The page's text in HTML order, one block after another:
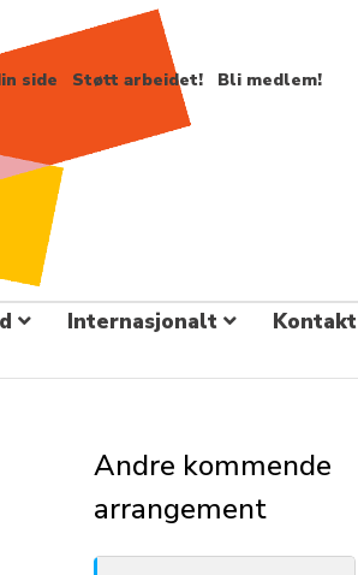
side Støtt arbeidet! Bli medlem!
Internasjonalt
Kontakt
Andre kommende
arrangement